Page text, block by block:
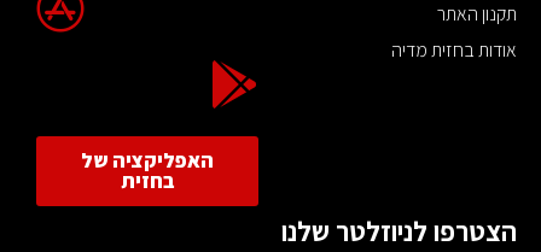
תקנון האתר
אודות בחזית מדיה
האפליקציה של
בחזית
הצטרפו לניוזלטר שלנו